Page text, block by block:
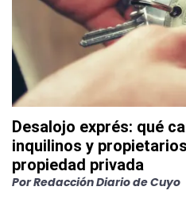
Desalojo exprés: qué
inquilinos y
propiedad privada
PorRedacción Diario de Cuyo